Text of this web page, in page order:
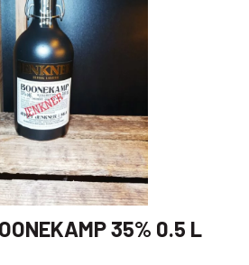
35% 0.5 L